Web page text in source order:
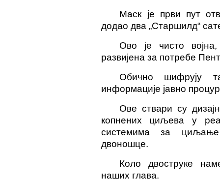
Маск је први пут
додао два „Старшилд“
Ово је чисто
развијена за потребе
Обично шифрују
информације јавно
Ове ствари су
копнених циљева у
системима за циљање
двоношце.
Коло двоструке
наших глава.